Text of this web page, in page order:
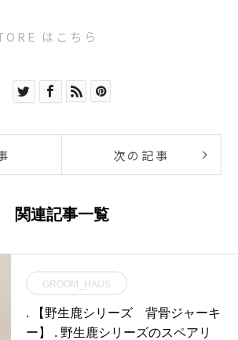
はこちら
次の記事
関連記事一覧
GROOM_HAUS
. 【野生鹿シリーズ 背骨ジャーキ
ー】 . 野生鹿シリーズのスペアリ